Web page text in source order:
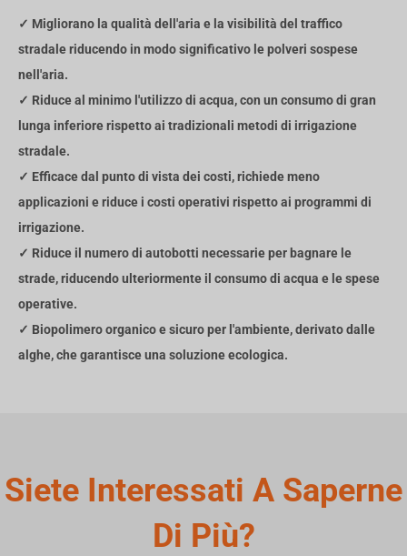
✓ Migliorano la qualità dell'aria e la visibilità del traffico
stradale riducendo in modo significativo le polveri sospese
nell'aria.
✓ Riduce al minimo l'utilizzo di acqua, con un consumo di gran
lunga inferiore rispetto ai tradizionali metodi di irrigazione
stradale.
✓ Efficace dal punto di vista dei costi, richiede meno
applicazioni e riduce i costi operativi rispetto ai programmi di
irrigazione.
✓ Riduce il numero di autobotti necessarie per bagnare le
strade, riducendo ulteriormente il consumo di acqua e le spese
operative.
✓ Biopolimero organico e sicuro per l'ambiente, derivato dalle
alghe, che garantisce una soluzione ecologica.
Siete Interessati A Saperne
Di Più?